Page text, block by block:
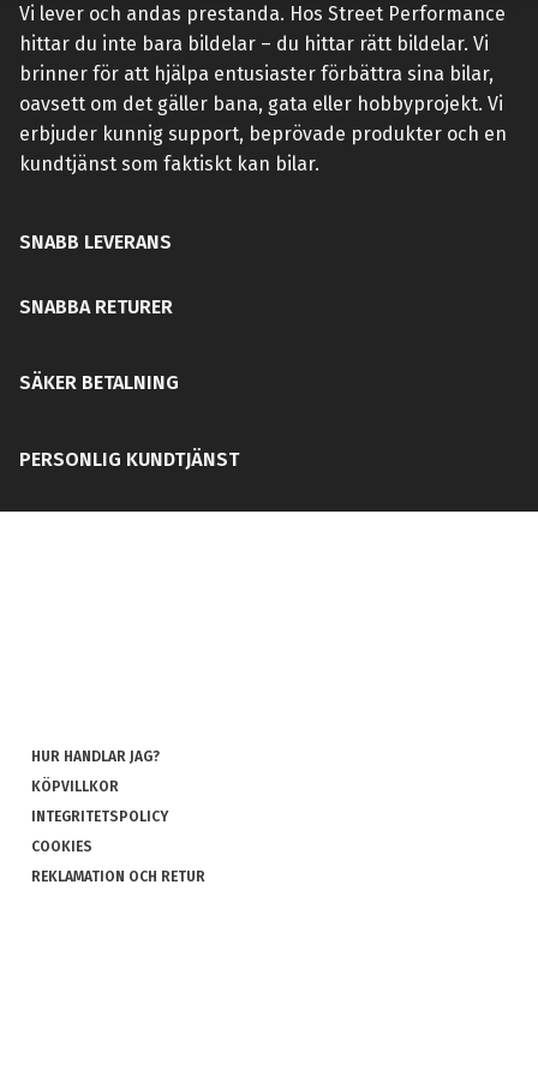
Vi lever och andas prestanda. Hos Street Performance
hittar du inte bara bildelar – du hittar rätt bildelar. Vi
brinner för att hjälpa entusiaster förbättra sina bilar,
oavsett om det gäller bana, gata eller hobbyprojekt. Vi
erbjuder kunnig support, beprövade produkter och en
kundtjänst som faktiskt kan bilar.
SNABB LEVERANS
SNABBA RETURER
SÄKER BETALNING
PERSONLIG KUNDTJÄNST
HUR HANDLAR JAG?
KÖPVILLKOR
INTEGRITETSPOLICY
COOKIES
REKLAMATION OCH RETUR